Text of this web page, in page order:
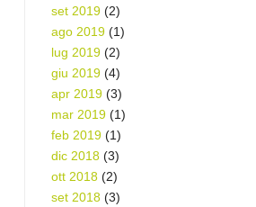
set 2019 (2)
ago 2019 (1)
lug 2019 (2)
giu 2019 (4)
apr 2019 (3)
mar 2019 (1)
feb 2019 (1)
dic 2018 (3)
ott 2018 (2)
set 2018 (3)